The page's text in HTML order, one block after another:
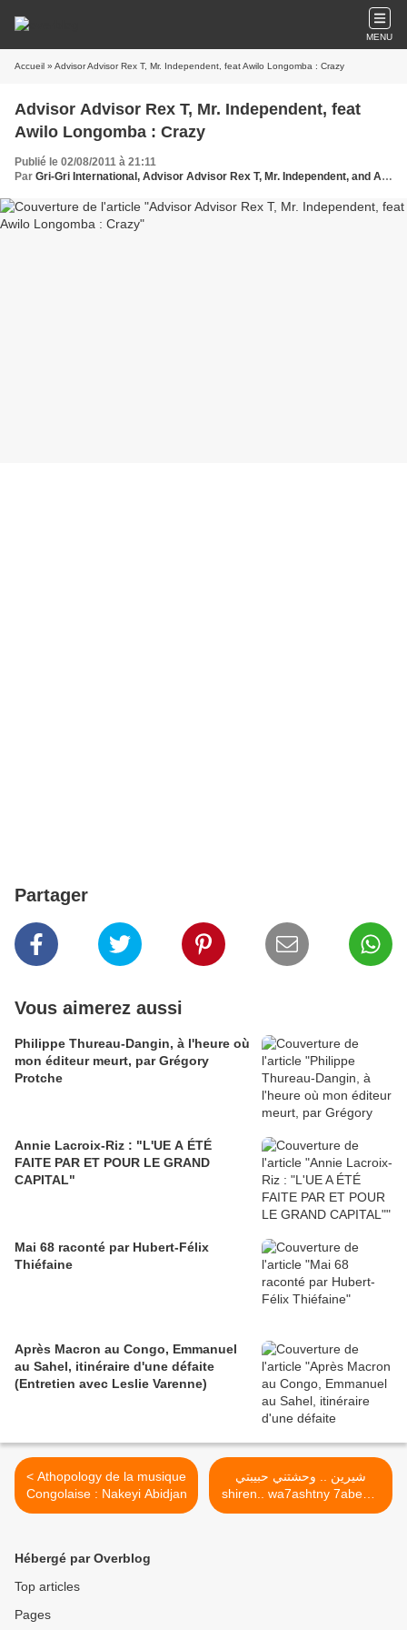
MENU
Accueil » Advisor Advisor Rex T, Mr. Independent, feat Awilo Longomba : Crazy
Advisor Advisor Rex T, Mr. Independent, feat
Awilo Longomba : Crazy
Publié le 02/08/2011 à 21:11
Par Gri-Gri International, Advisor Advisor Rex T, Mr. Independent, and Awilo Longomba., Ma solange Oussou, Protche
Partager
Vous aimerez aussi
Philippe Thureau-Dangin, à l'heure où
mon éditeur meurt, par Grégory
Protche
Annie Lacroix-Riz : "L'UE A ÉTÉ
FAITE PAR ET POUR LE GRAND
CAPITAL"
Mai 68 raconté par Hubert-Félix
Thiéfaine
Après Macron au Congo, Emmanuel
au Sahel, itinéraire d'une défaite
(Entretien avec Leslie Varenne)
< Athopology de la musique
Congolaise : Nakeyi Abidjan
شيرين .. وحشتني حبيبتي
shiren.. wa7ashtny 7abebty
>
Hébergé par Overblog
Top articles
Pages